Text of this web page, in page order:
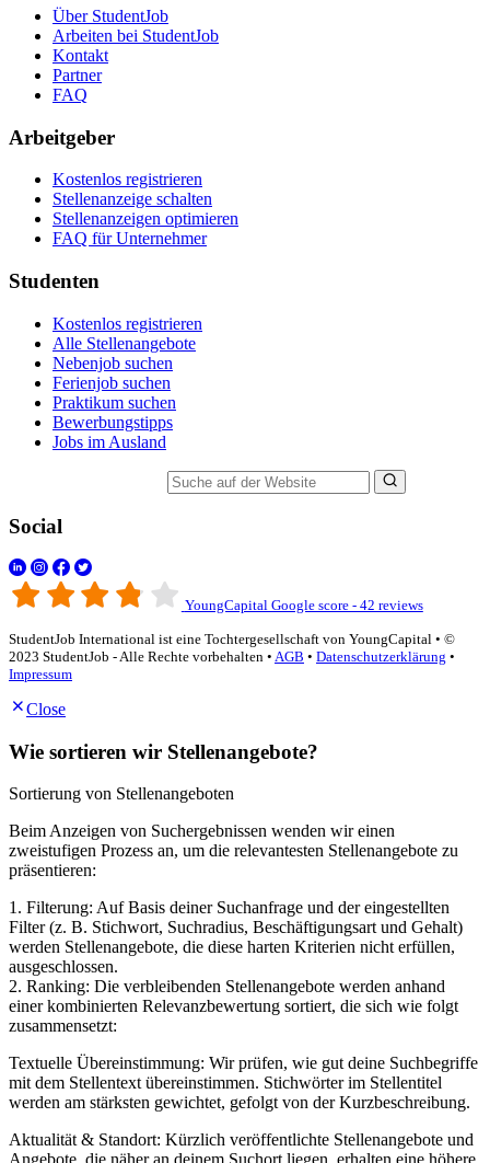
Über StudentJob
Arbeiten bei StudentJob
Kontakt
Partner
FAQ
Arbeitgeber
Kostenlos registrieren
Stellenanzeige schalten
Stellenanzeigen optimieren
FAQ für Unternehmer
Studenten
Kostenlos registrieren
Alle Stellenangebote
Nebenjob suchen
Ferienjob suchen
Praktikum suchen
Bewerbungstipps
Jobs im Ausland
Social
YoungCapital Google score - 42 reviews
StudentJob International ist eine Tochtergesellschaft von YoungCapital • ©
2023 StudentJob - Alle Rechte vorbehalten • AGB • Datenschutzerklärung •
Impressum
Close
Wie sortieren wir Stellenangebote?
Sortierung von Stellenangeboten
Beim Anzeigen von Suchergebnissen wenden wir einen
zweistufigen Prozess an, um die relevantesten Stellenangebote zu
präsentieren:
1. Filterung: Auf Basis deiner Suchanfrage und der eingestellten
Filter (z. B. Stichwort, Suchradius, Beschäftigungsart und Gehalt)
werden Stellenangebote, die diese harten Kriterien nicht erfüllen,
ausgeschlossen.
2. Ranking: Die verbleibenden Stellenangebote werden anhand
einer kombinierten Relevanzbewertung sortiert, die sich wie folgt
zusammensetzt:
Textuelle Übereinstimmung: Wir prüfen, wie gut deine Suchbegriffe
mit dem Stellentext übereinstimmen. Stichwörter im Stellentitel
werden am stärksten gewichtet, gefolgt von der Kurzbeschreibung.
Aktualität & Standort: Kürzlich veröffentlichte Stellenangebote und